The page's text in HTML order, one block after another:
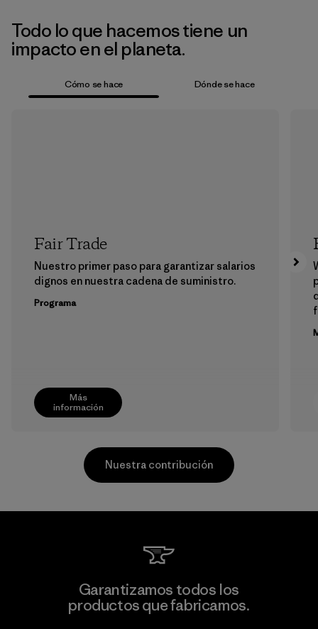
Todo lo que hacemos tiene un
impacto en el planeta.
Cómo se hace Dónde se hace
Más
información
Fair Trade
Nuestro primer paso para garantizar salarios
dignos en nuestra cadena de suministro.
Programa
Toyota Tsusho
Material-supplier
Nuestra contribución
Garantizamos todos los
productos que fabricamos.